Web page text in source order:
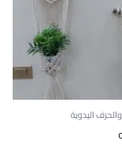
اليدوية